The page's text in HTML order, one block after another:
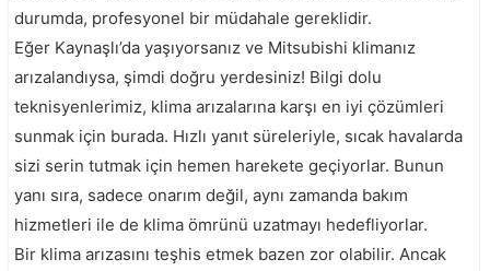
durumda, profesyonel bir müdahale gereklidir.
Eğer Kaynaşlı’da yaşıyorsanız ve Mitsubishi klimanız
arızalandıysa, şimdi doğru yerdesiniz! Bilgi dolu
teknisyenlerimiz, klima arızalarına karşı en iyi çözümleri
sunmak için burada. Hızlı yanıt süreleriyle, sıcak havalarda
sizi serin tutmak için hemen harekete geçiyorlar. Bunun
yanı sıra, sadece onarım değil, aynı zamanda bakım
hizmetleri ile de klima ömrünü uzatmayı hedefliyorlar.
Bir klima arızasını teşhis etmek bazen zor olabilir. Ancak